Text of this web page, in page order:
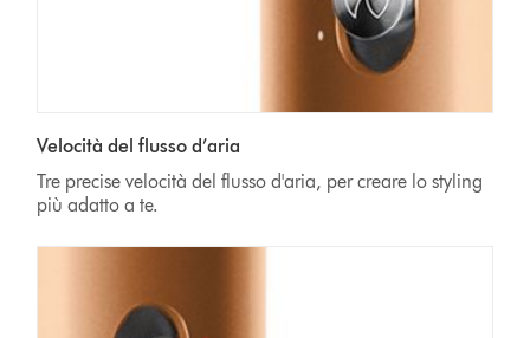
Velocità del flusso d’aria
Tre precise velocità del flusso d'aria, per creare lo styling
più adatto a te.